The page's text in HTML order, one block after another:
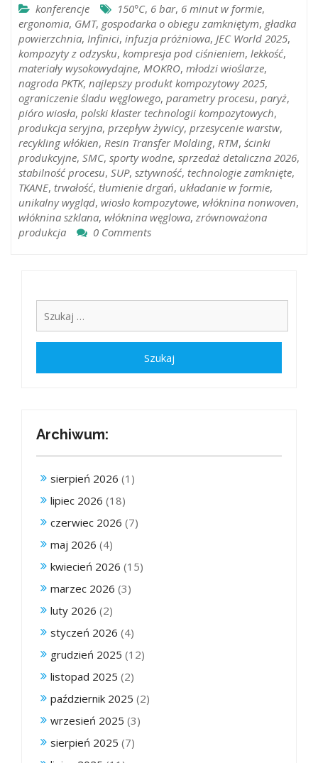
konferencje 150°C, 6 bar, 6 minut w formie,
ergonomia, GMT, gospodarka o obiegu zamkniętym, gładka
powierzchnia, Infinici, infuzja próżniowa, JEC World 2025,
kompozyty z odzysku, kompresja pod ciśnieniem, lekkość,
materiały wysokowydajne, MOKRO, młodzi wioślarze,
nagroda PKTK, najlepszy produkt kompozytowy 2025,
ograniczenie śladu węglowego, parametry procesu, paryż,
pióro wiosła, polski klaster technologii kompozytowych,
produkcja seryjna, przepływ żywicy, przesycenie warstw,
recykling włókien, Resin Transfer Molding, RTM, ścinki
produkcyjne, SMC, sporty wodne, sprzedaż detaliczna 2026,
stabilność procesu, SUP, sztywność, technologie zamknięte,
TKANE, trwałość, tłumienie drgań, układanie w formie,
unikalny wygląd, wiosło kompozytowe, włóknina nonwoven,
włóknina szklana, włóknina węglowa, zrównoważona
produkcja
0 Comments
Archiwum:
sierpień 2026 (1)
lipiec 2026 (18)
czerwiec 2026 (7)
maj 2026 (4)
kwiecień 2026 (15)
marzec 2026 (3)
luty 2026 (2)
styczeń 2026 (4)
grudzień 2025 (12)
listopad 2025 (2)
październik 2025 (2)
wrzesień 2025 (3)
sierpień 2025 (7)